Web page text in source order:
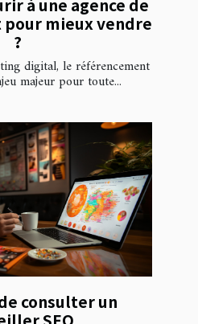
à une agence de
mieux vendre
?
digital, le référencement
majeur pour toute...
consulter un